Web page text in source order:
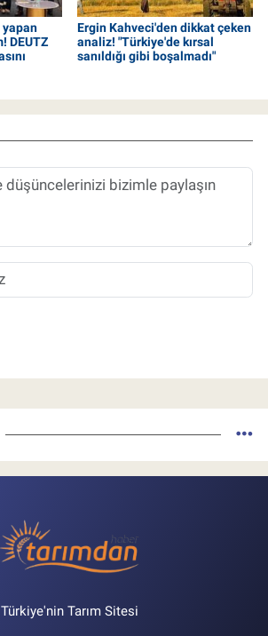
DEUTZ
Ergin Kahveci'den dikkat çeken
analiz! "Türkiye'de kırsal
sanıldığı gibi boşalmadı"
Türkiye'nin Tarım Sitesi